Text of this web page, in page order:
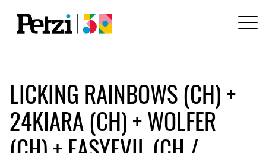
LICKING RAINBOWS (CH) +
24KIARA (CH) + WOLFER